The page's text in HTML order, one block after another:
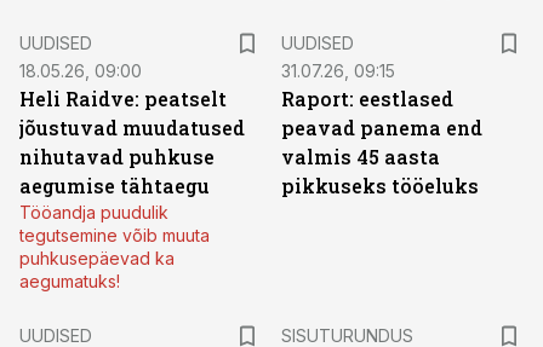
UUDISED
18.05.26, 09:00
Heli Raidve: peatselt
jõustuvad muudatused
nihutavad puhkuse
aegumise tähtaegu
Tööandja puudulik
tegutsemine võib muuta
puhkusepäevad ka
aegumatuks!
UUDISED
31.07.26, 09:15
Raport: eestlased
peavad panema end
valmis 45 aasta
pikkuseks tööeluks
UUDISED SISUTURUNDUS